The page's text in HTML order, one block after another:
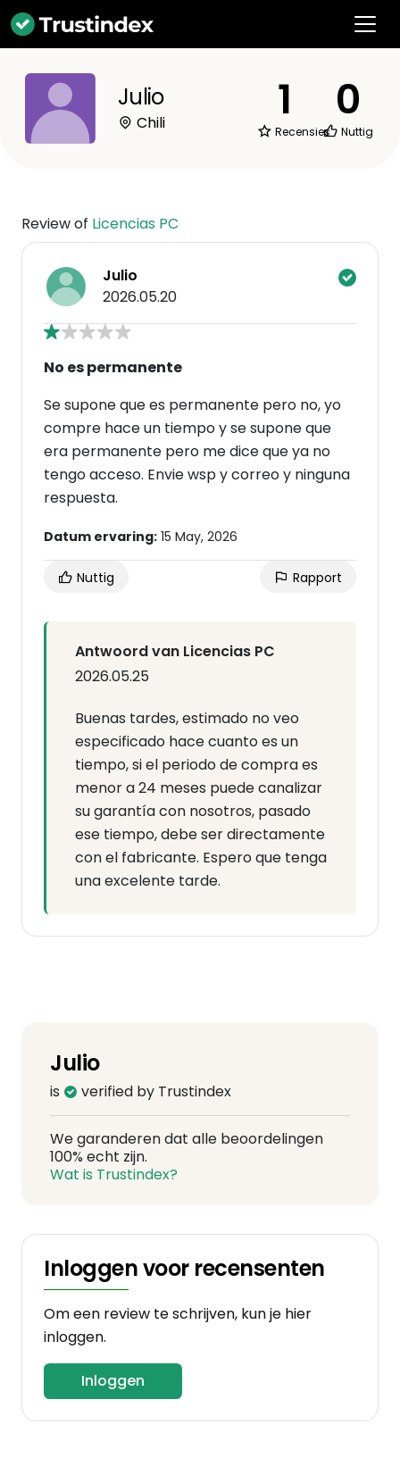
Julio
Chili 1
Recensies
0
Nuttig
Review of Licencias PC
Julio
2026.05.20
No es permanente
Se supone que es permanente pero no, yo
compre hace un tiempo y se supone que
era permanente pero me dice que ya no
tengo acceso. Envie wsp y correo y ninguna
respuesta.
Datum ervaring: 15 May, 2026
Nuttig Rapport
Antwoord van Licencias PC
2026.05.25
Buenas tardes, estimado no veo
especificado hace cuanto es un
tiempo, si el periodo de compra es
menor a 24 meses puede canalizar
su garantía con nosotros, pasado
ese tiempo, debe ser directamente
con el fabricante. Espero que tenga
una excelente tarde.
Julio
is verified by Trustindex
We garanderen dat alle beoordelingen
100% echt zijn.
Wat is Trustindex?
Inloggen voor recensenten
Om een review te schrijven, kun je hier
inloggen.
Inloggen